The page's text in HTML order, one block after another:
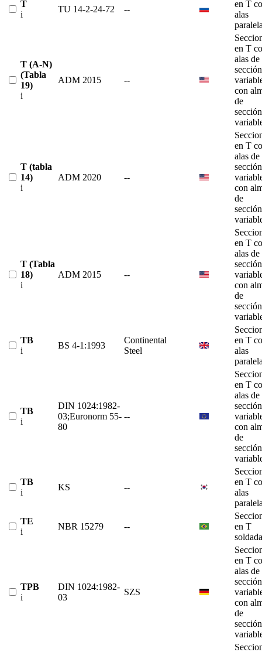
T
i
TU 14-2-24-72 --
en T
alas
T (A-N)
(Tabla
19)
i
ADM 2015 --
en T
alas de
sección
con
de
sección
T (tabla
14)
i
ADM 2020 --
en T
alas de
sección
con
de
sección
T (Tabla
18)
i
ADM 2015 --
en T
alas de
sección
con
de
sección
TB
i
BS 4-1:1993
Continental
Steel
en T
alas
TB
i
DIN 1024:1982-
03;Euronorm 55-
80
--
en T
alas de
sección
con
de
sección
TB
i
KS --
en T
alas
TE
i
NBR 15279 --
en T
TPB
i
DIN 1024:1982-
03
SZS
en T
alas de
sección
con
de
sección